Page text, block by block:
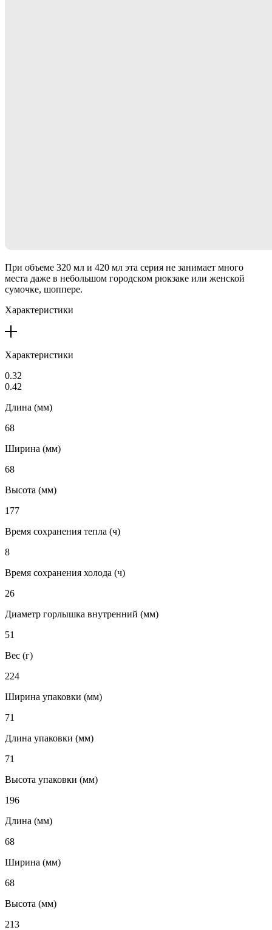
При объеме 320 мл и 420 мл эта серия не занимает много
места даже в небольшом городском рюкзаке или женской
сумочке, шоппере.
Характеристики
Характеристики
0.32
0.42
Длина (мм)
68
Ширина (мм)
68
Высота (мм)
177
Время сохранения тепла (ч)
8
Время сохранения холода (ч)
26
Диаметр горлышка внутренний (мм)
51
Вес (г)
224
Ширина упаковки (мм)
71
Длина упаковки (мм)
71
Высота упаковки (мм)
196
Длина (мм)
68
Ширина (мм)
68
Высота (мм)
213